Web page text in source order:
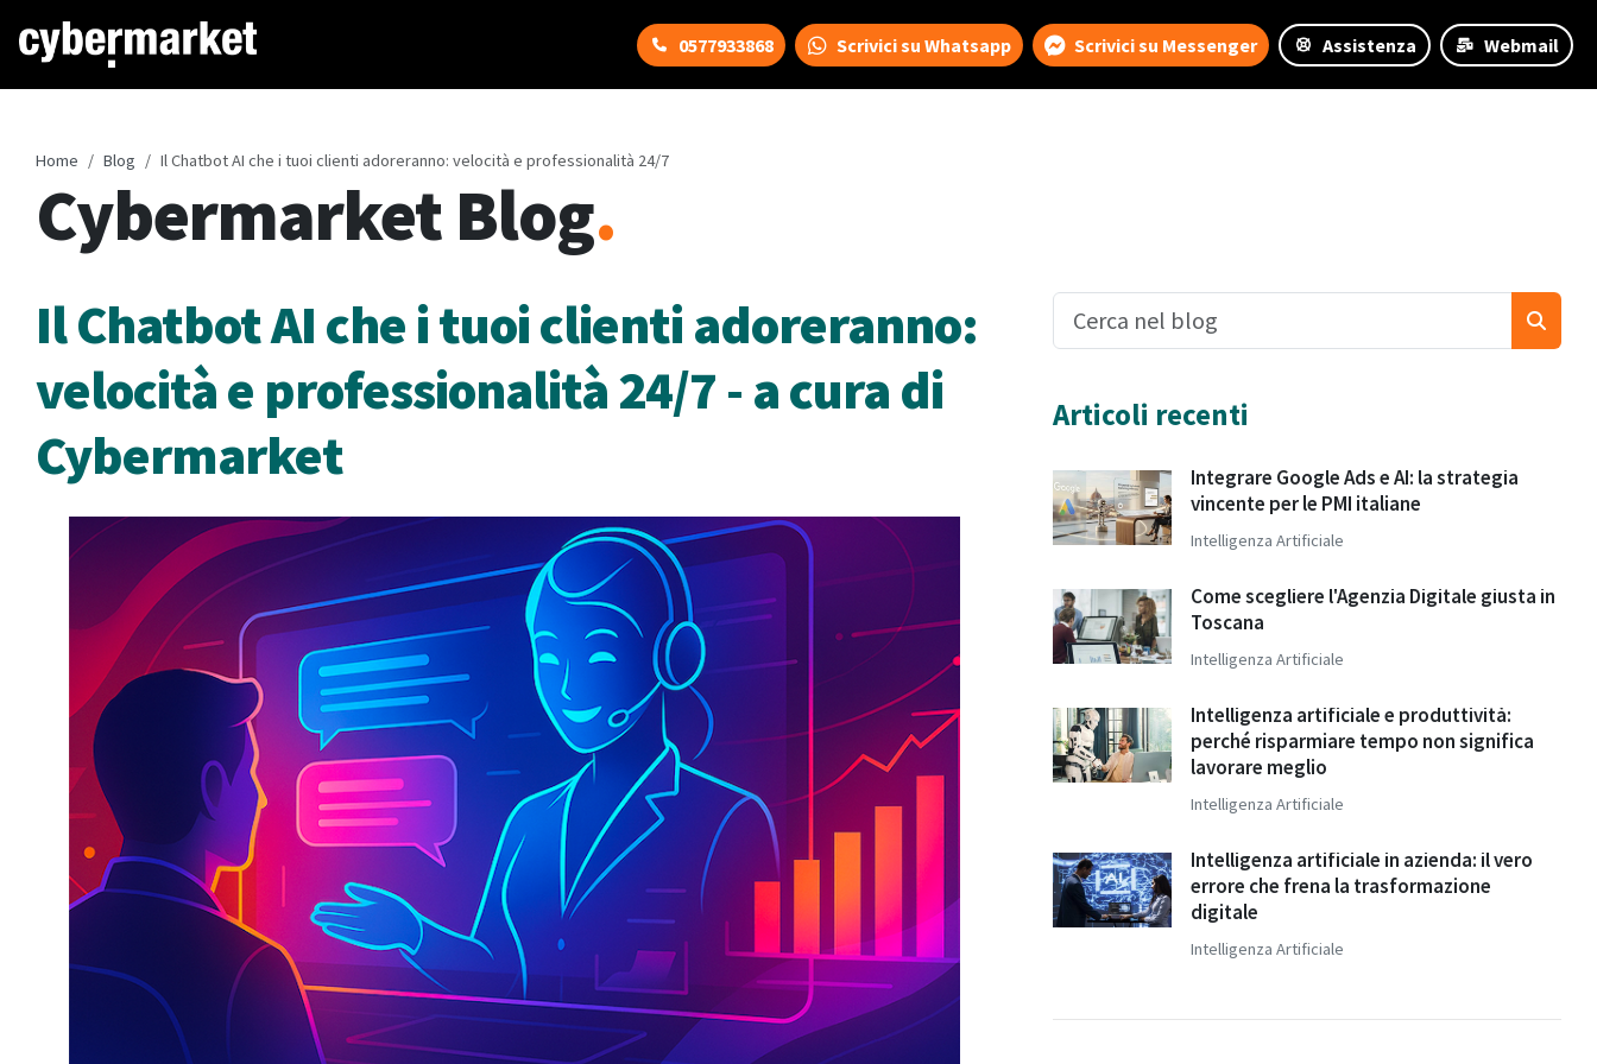
0577933868 Scrivici su Whatsapp Scrivici su Messenger Assistenza Webmail
Home Blog Il Chatbot AI che i tuoi clienti adoreranno: velocità e professionalità 24/7
Cybermarket Blog.
Il Chatbot AI che i tuoi clienti adoreranno:
velocità e professionalità 24/7 - a cura di
Cybermarket
Articoli recenti
Integrare Google Ads e AI: la strategia
vincente per le PMI italiane
Intelligenza Artificiale
Come scegliere l'Agenzia Digitale giusta in
Toscana
Intelligenza Artificiale
Intelligenza artificiale e produttività:
perché risparmiare tempo non significa
lavorare meglio
Intelligenza Artificiale
Intelligenza artificiale in azienda: il vero
errore che frena la trasformazione
digitale
Intelligenza Artificiale